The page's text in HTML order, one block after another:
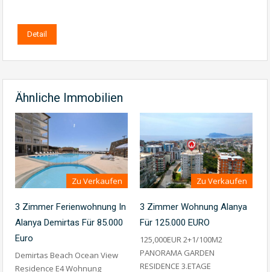
Detail
Ähnliche Immobilien
Zu Verkaufen
3 Zimmer Ferienwohnung In
Alanya Demirtas Für 85.000
Euro
Demirtas Beach Ocean View
Residence E4 Wohnung
Zu Verkaufen
3 Zimmer Wohnung Alanya
Für 125.000 EURO
125,000EUR 2+1/100M2
PANORAMA GARDEN
RESIDENCE 3.ETAGE